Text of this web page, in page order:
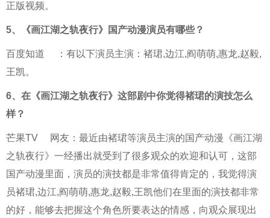
正版视频。
5、 《画江湖之轨夜行》国产动漫演员有哪些？
百度知道
：有以下演员主演：褚珺,边江,阎萌萌,惠龙,赵毅,
王凯。
6、 在《画江湖之轨夜行》这部剧中你觉得褚珺的演技怎么
样？
芒果TV
网友：最近由褚珺等演员主演的国产动漫《画江湖
之轨夜行》一经播出就受到了很多观众的欢迎和认可，这部
国产动漫里面，演员的演技都是非常值得肯定的，我觉得演
员褚珺,边江,阎萌萌,惠龙,赵毅,王凯他们在里面的演技都非常
的好，能够去把握这个角色所要表达的情感，向观众展现出